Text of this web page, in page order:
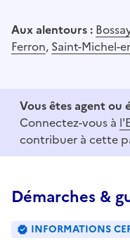
Aux alentours :
Ferron, Saint-Michel-
Vous êtes agent ou
Connectez-vous à
contribuer à cette
Démarches &
INFORMATIONS